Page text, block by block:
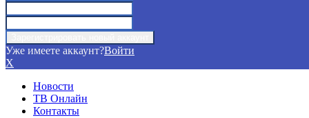
Уже имеете аккаунт?Войти
X
Новости
ТВ Онлайн
Контакты